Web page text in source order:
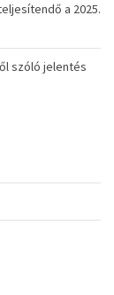
a 2025.
szóló jelentés